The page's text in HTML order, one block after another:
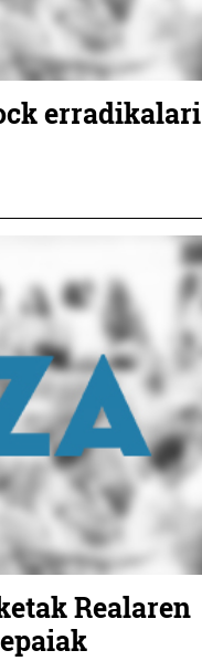
erradikalari
Realaren